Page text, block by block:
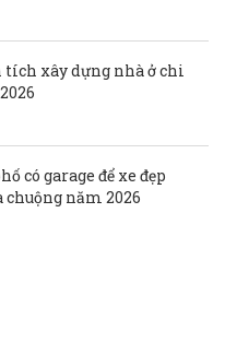
xây dựng nhà ở chi
có garage để xe đẹp
năm 2026